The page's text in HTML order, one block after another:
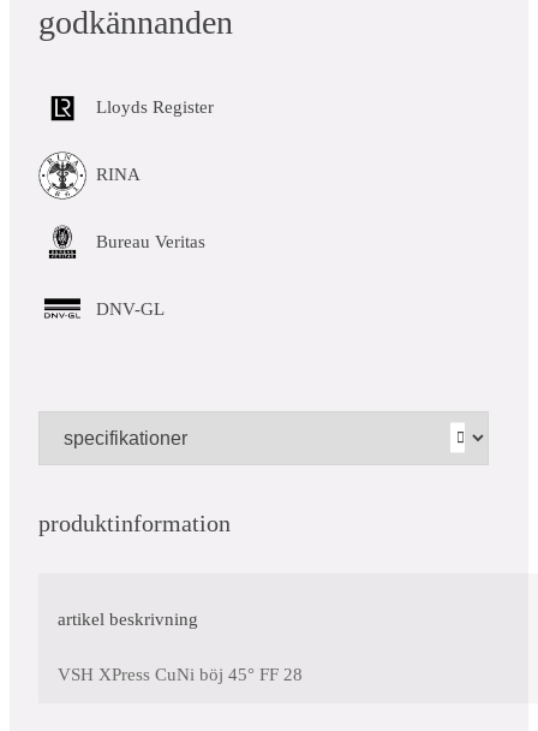
godkännanden
Lloyds Register
RINA
Bureau Veritas
DNV-GL
produktinformation
artikel beskrivning
VSH XPress CuNi böj 45° FF 28